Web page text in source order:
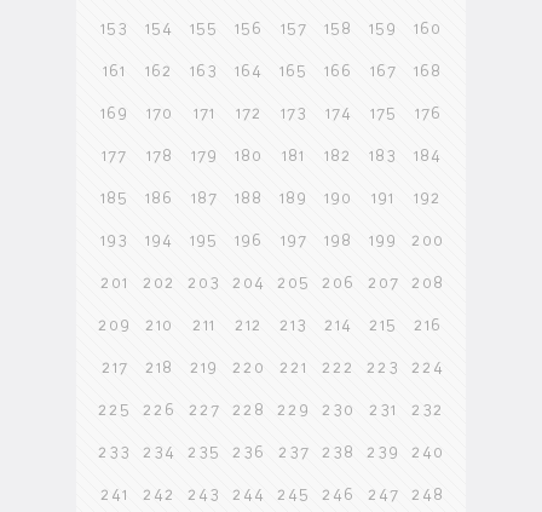
153 154 155 156 157 158 159 160
161 162 163 164 165 166 167 168
169 170 171 172 173 174 175 176
177 178 179 180 181 182 183 184
185 186 187 188 189 190 191 192
193 194 195 196 197 198 199 200
201 202 203 204 205 206 207 208
209 210 211 212 213 214 215 216
217 218 219 220 221 222 223 224
225 226 227 228 229 230 231 232
233 234 235 236 237 238 239 240
241 242 243 244 245 246 247 248